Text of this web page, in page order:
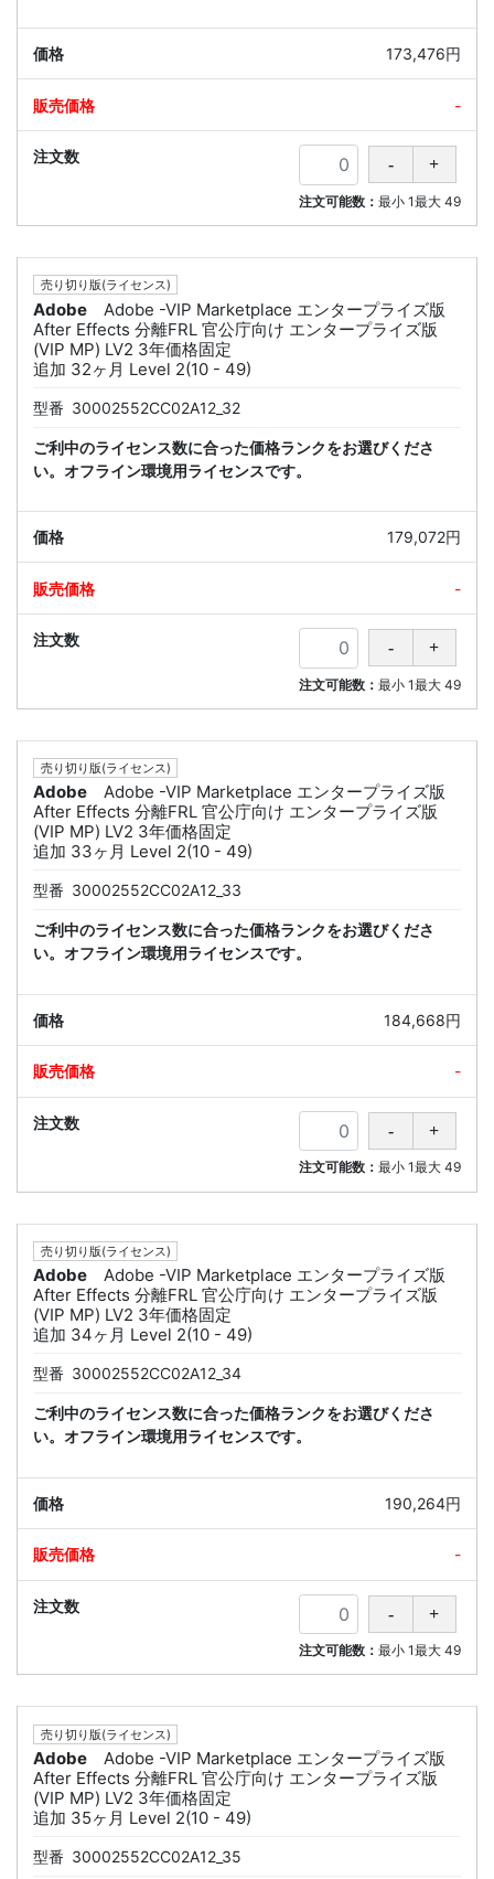
173,476円
-
注文可能数： 最小 1最大 49
売り切り版(ライセンス)
Adobe
Adobe -VIP Marketplace エンタープライズ版
After Effects 分離FRL 官公庁向け エンタープライズ版
(VIP MP) LV2 3年価格固定
追加 32ヶ月 Level 2(10 - 49)
型番 30002552CC02A12_32
ご利中のライセンス数に合った価格ランクをお選びくださ
い。オフライン環境用ライセンスです。
179,072円
-
注文可能数： 最小 1最大 49
売り切り版(ライセンス)
Adobe
Adobe -VIP Marketplace エンタープライズ版
After Effects 分離FRL 官公庁向け エンタープライズ版
(VIP MP) LV2 3年価格固定
追加 33ヶ月 Level 2(10 - 49)
型番 30002552CC02A12_33
ご利中のライセンス数に合った価格ランクをお選びくださ
い。オフライン環境用ライセンスです。
184,668円
-
注文可能数： 最小 1最大 49
売り切り版(ライセンス)
Adobe
Adobe -VIP Marketplace エンタープライズ版
After Effects 分離FRL 官公庁向け エンタープライズ版
(VIP MP) LV2 3年価格固定
追加 34ヶ月 Level 2(10 - 49)
型番 30002552CC02A12_34
ご利中のライセンス数に合った価格ランクをお選びくださ
い。オフライン環境用ライセンスです。
190,264円
-
注文可能数： 最小 1最大 49
売り切り版(ライセンス)
Adobe
Adobe -VIP Marketplace エンタープライズ版
After Effects 分離FRL 官公庁向け エンタープライズ版
(VIP MP) LV2 3年価格固定
追加 35ヶ月 Level 2(10 - 49)
型番 30002552CC02A12_35